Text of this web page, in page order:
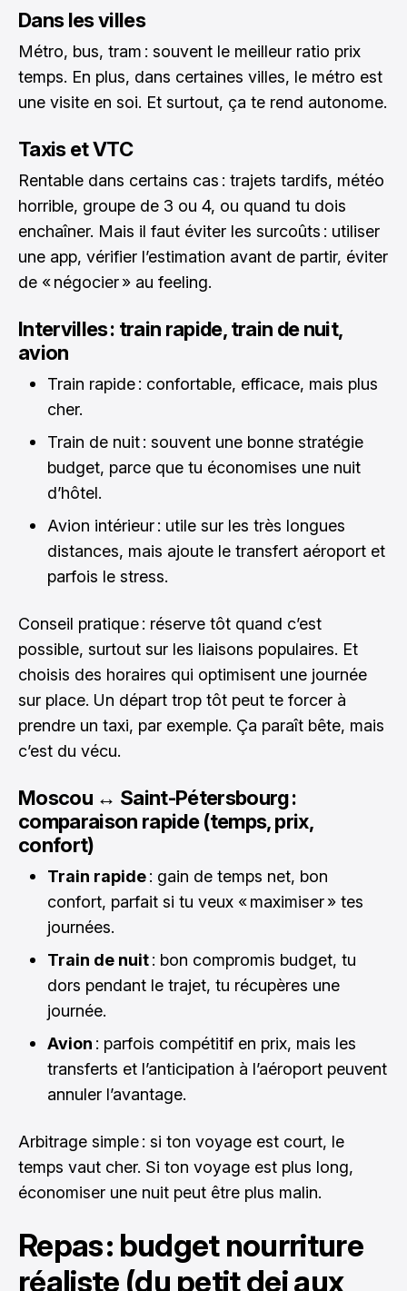
Dans les villes
Métro, bus, tram : souvent le meilleur ratio prix
temps. En plus, dans certaines villes, le métro est
une visite en soi. Et surtout, ça te rend autonome.
Taxis et VTC
Rentable dans certains cas : trajets tardifs, météo
horrible, groupe de 3 ou 4, ou quand tu dois
enchaîner. Mais il faut éviter les surcoûts : utiliser
une app, vérifier l’estimation avant de partir, éviter
de « négocier » au feeling.
Intervilles : train rapide, train de nuit,
avion
Train rapide : confortable, efficace, mais plus
cher.
Train de nuit : souvent une bonne stratégie
budget, parce que tu économises une nuit
d’hôtel.
Avion intérieur : utile sur les très longues
distances, mais ajoute le transfert aéroport et
parfois le stress.
Conseil pratique : réserve tôt quand c’est
possible, surtout sur les liaisons populaires. Et
choisis des horaires qui optimisent une journée
sur place. Un départ trop tôt peut te forcer à
prendre un taxi, par exemple. Ça paraît bête, mais
c’est du vécu.
Moscou ↔ Saint-Pétersbourg :
comparaison rapide (temps, prix,
confort)
Train rapide: gain de temps net, bon
confort, parfait si tu veux « maximiser » tes
journées.
Train de nuit: bon compromis budget, tu
dors pendant le trajet, tu récupères une
journée.
Avion : parfois compétitif en prix, mais les
transferts et l’anticipation à l’aéroport peuvent
annuler l’avantage.
Arbitrage simple : si ton voyage est court, le
temps vaut cher. Si ton voyage est plus long,
économiser une nuit peut être plus malin.
Repas : budget nourriture
réaliste (du petit dej aux